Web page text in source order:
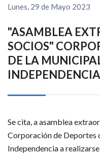
Lunes, 29 de Mayo 2023
"ASAMBLEA
SOCIOS"
DE LA
INDEPENDENCIA
Se cita, a asamblea
Corporación de Deportes
Independencia a